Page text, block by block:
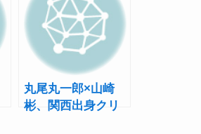
届け！
丸尾丸一郎×山崎
彬、関西出身クリ